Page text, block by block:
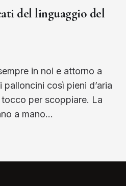
del linguaggio del
in noi e attorno a
così pieni d’aria
per scoppiare. La
a mano…